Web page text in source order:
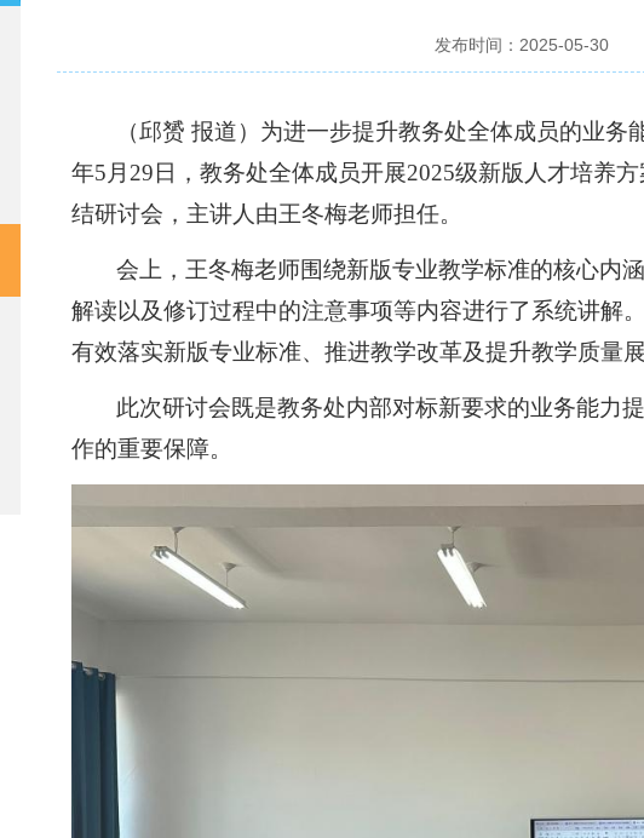
发布时间：2025-05-30
（邱赟 报道）为进一步提升教务处全体成员的业务
年5月29日，教务处全体成员开展2025级新版人才培养
结研讨会，主讲人由王冬梅老师担任。
会上，王冬梅老师围绕新版专业教学标准的核心内
解读以及修订过程中的注意事项等内容进行了系统讲解
有效落实新版专业标准、推进教学改革及提升教学质量
此次研讨会既是教务处内部对标新要求的业务能力
作的重要保障。